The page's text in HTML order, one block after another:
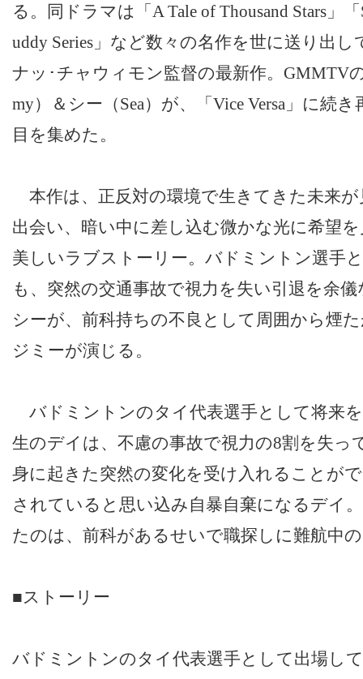
る。同ドラマは「A Tale of Thousand Stars」
uddy Series」など数々の名作を世に送り出
ナッ･チャウィモン監督の最新作。GMMTV
my）＆シー（Sea）が、「Vice Versa」に続
目を集めた。
本作は、正反対の環境で生きてきた未来
出会い、暗い中に差し込む微かな光に希望
美しいラブストーリー。バドミントン選手
も、突然の交通事故で視力を失い引退を余
シーが、前科持ちの不良として周囲から煙
ジミーが演じる。
バドミントンのタイ代表選手として将来
生のデイは、不慮の事故で視力の8割を失っ
身に起きた突然の変化を受け入れることが
されていると思い込み自暴自棄になるデイ
たのは、前科があるせいで職探しに難航中
■ストーリー
バドミントンのタイ代表選手として出場し